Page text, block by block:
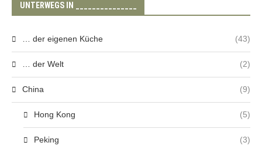
UNTERWEGS IN _______________
… der eigenen Küche (43)
… der Welt (2)
China (9)
Hong Kong (5)
Peking (3)